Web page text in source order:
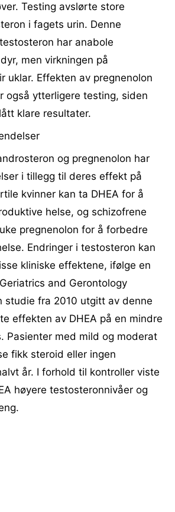
Testing avslørte store
i fagets urin. Denne
har anabole
men virkningen på
uklar. Effekten av pregnenolon
også ytterligere testing, siden
klare resultater.
og pregnenolon har
i tillegg til deres effekt på
kvinner kan ta DHEA for å
helse, og schizofrene
pregnenolon for å forbedre
Endringer i testosteron kan
kliniske effektene, ifølge en
and Gerontology
studie fra 2010 utgitt av denne
effekten av DHEA på en mindre
Pasienter med mild og moderat
fikk steroid eller ingen
år. I forhold til kontroller viste
høyere testosteronnivåer og